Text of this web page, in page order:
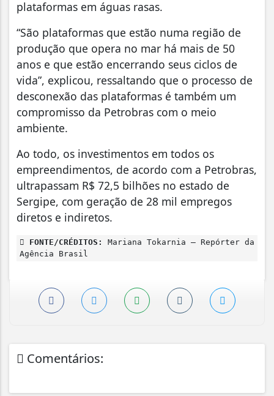
plataformas em águas rasas.
“São plataformas que estão numa região de
produção que opera no mar há mais de 50
anos e que estão encerrando seus ciclos de
vida”, explicou, ressaltando que o processo de
desconexão das plataformas é também um
compromisso da Petrobras com o meio
ambiente.
Ao todo, os investimentos em todos os
empreendimentos, de acordo com a Petrobras,
ultrapassam R$ 72,5 bilhões no estado de
Sergipe, com geração de 28 mil empregos
diretos e indiretos.
FONTE/CRÉDITOS:
Mariana Tokarnia – Repórter da
Agência Brasil
Comentários: